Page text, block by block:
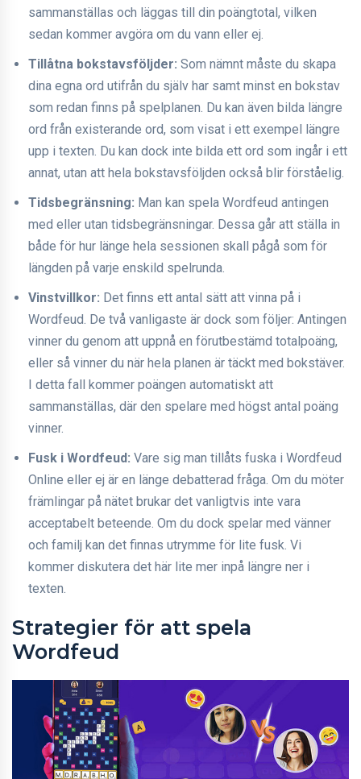
sammanställas och läggas till din poängtotal, vilken
sedan kommer avgöra om du vann eller ej.
Tillåtna bokstavsföljder: Som nämnt måste du skapa
dina egna ord utifrån du själv har samt minst en bokstav
som redan finns på spelplanen. Du kan även bilda längre
ord från existerande ord, som visat i ett exempel längre
upp i texten. Du kan dock inte bilda ett ord som ingår i ett
annat, utan att hela bokstavsföljden också blir förståelig.
Tidsbegränsning: Man kan spela Wordfeud antingen
med eller utan tidsbegränsningar. Dessa går att ställa in
både för hur länge hela sessionen skall pågå som för
längden på varje enskild spelrunda.
Vinstvillkor: Det finns ett antal sätt att vinna på i
Wordfeud. De två vanligaste är dock som följer: Antingen
vinner du genom att uppnå en förutbestämd totalpoäng,
eller så vinner du när hela planen är täckt med bokstäver.
I detta fall kommer poängen automatiskt att
sammanställas, där den spelare med högst antal poäng
vinner.
Fusk i Wordfeud: Vare sig man tillåts fuska i Wordfeud
Online eller ej är en länge debatterad fråga. Om du möter
främlingar på nätet brukar det vanligtvis inte vara
acceptabelt beteende. Om du dock spelar med vänner
och familj kan det finnas utrymme för lite fusk. Vi
kommer diskutera det här lite mer inpå längre ner i
texten.
Strategier för att spela
Wordfeud